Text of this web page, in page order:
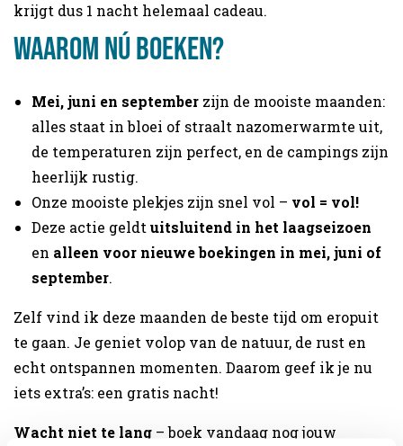
krijgt dus 1 nacht helemaal cadeau.
Waarom nú boeken?
Mei, juni en september zijn de mooiste maanden:
alles staat in bloei of straalt nazomerwarmte uit,
de temperaturen zijn perfect, en de campings zijn
heerlijk rustig.
Onze mooiste plekjes zijn snel vol – vol = vol!
Deze actie geldt uitsluitend in het laagseizoen
en alleen voor nieuwe boekingen in mei, juni of
september.
Zelf vind ik deze maanden de beste tijd om eropuit
te gaan. Je geniet volop van de natuur, de rust en
echt ontspannen momenten. Daarom geef ik je nu
iets extra’s: een gratis nacht!
Wacht niet te lang – boek vandaag nog jouw